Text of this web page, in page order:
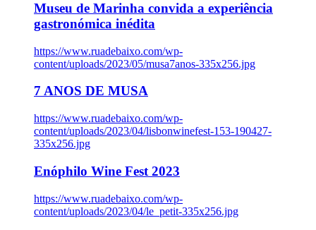
Museu de Marinha convida a experiência
gastronómica inédita
https://www.ruadebaixo.com/wp-
content/uploads/2023/05/musa7anos-335x256.jpg
7 ANOS DE MUSA
https://www.ruadebaixo.com/wp-
content/uploads/2023/04/lisbonwinefest-153-190427-
335x256.jpg
Enóphilo Wine Fest 2023
https://www.ruadebaixo.com/wp-
content/uploads/2023/04/le_petit-335x256.jpg